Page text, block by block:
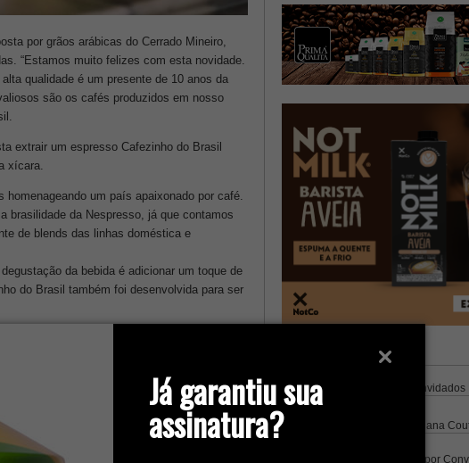
Já garantiu sua
assinatura?
por grãos arábicas do Cerrado Mineiro,
“Estamos muito felizes com esta novidade.
qualidade é um presente de 10 anos da
são os cafés produzidos em nosso
extrair um espresso Cafezinho do Brasil
xícara.
um país apaixonado por café.
brasilidade da Nespresso, já que contamos
de blends das linhas doméstica e
da bebida é adicionar um toque de
do Brasil também foi desenvolvida para ser
Espresso
Coluna Café por
por Cristiana
por